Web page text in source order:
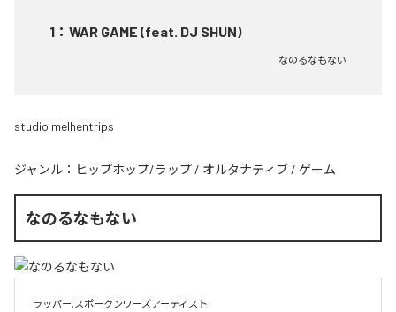
1 ： WAR GAME (feat. DJ SHUN)
なのるなもない
studio melhentrips
ジャンル： ヒップホップ/ラップ / オルタナティブ / ゲーム
なのるなもない
ラッパー,スポークンワーズアーティスト.